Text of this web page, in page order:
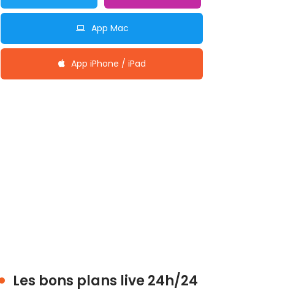
App Mac
App iPhone / iPad
Les bons plans live 24h/24